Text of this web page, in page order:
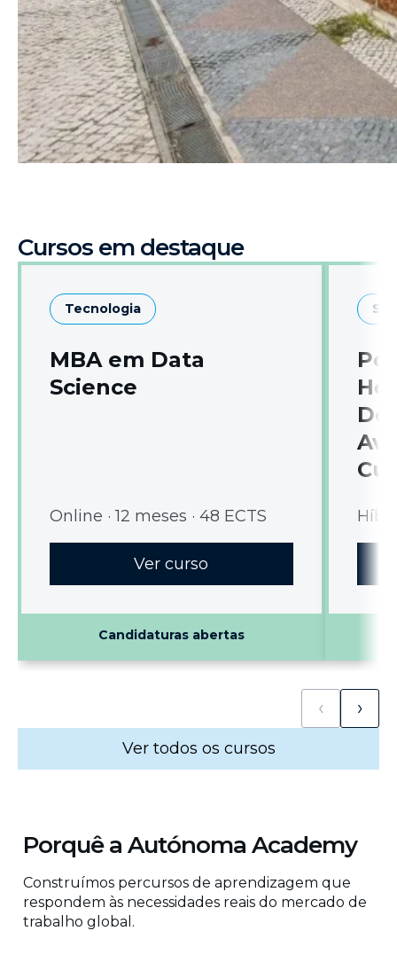
Cursos em destaque
Tecnologia
MBA em Data
Science
Online · 12 meses · 48 ECTS
Ver curso
Candidaturas abertas
‹ ›
Ver todos os cursos
Porquê a Autónoma Academy
Construímos percursos de aprendizagem que
respondem às necessidades reais do mercado de
trabalho global.